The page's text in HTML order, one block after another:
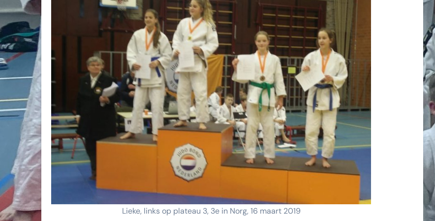
Lieke, links op plateau 3, 3e in Norg, 16 maart 2019